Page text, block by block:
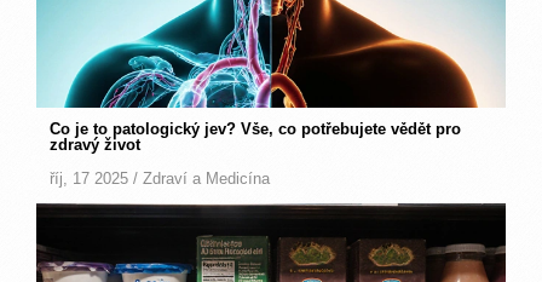
Co je to patologický jev? Vše, co potřebujete vědět pro
zdravý život
říj, 17 2025 /Zdraví a Medicína